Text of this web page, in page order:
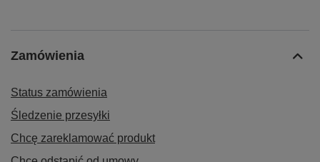
Zamówienia
Status zamówienia
Śledzenie przesyłki
Chcę zareklamować produkt